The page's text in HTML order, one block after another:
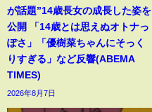
が話題”14歳長女の成長した姿を
公開 「14歳とは思えぬオトナっ
ぽさ」「優樹菜ちゃんにそっく
りすぎる」など反響(ABEMA
TIMES)
2026年8月7日